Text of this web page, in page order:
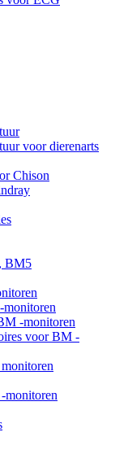
voor dierenarts
Chison
BM5
monitoren
-monitoren
voor BM -
monitoren